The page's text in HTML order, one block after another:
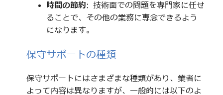
時間の節約: 技術面での問題を専門家に任せ
ることで、その他の業務に専念できるよう
になります。
保守サポートの種類
保守サポートにはさまざまな種類があり、業者に
よって内容は異なりますが、一般的には以下のよ